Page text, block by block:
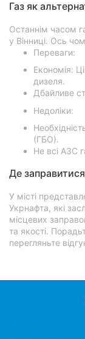
Газ як
Останнім часом
у Вінниці. Ось
Переваги:
Економія:
дизеля.
Дбайливе
Недоліки:
(ГБО).
Не всі АЗС
Де заправитися
У місті
Укрнафта, які
місцевих
та якості.
перегляньте